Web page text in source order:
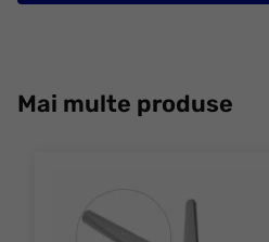
Mai multe produse